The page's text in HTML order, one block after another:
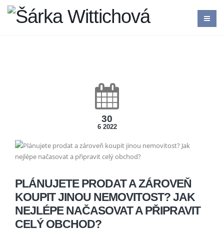
30
6 2022
PLÁNUJETE PRODAT A ZÁROVEŇ
KOUPIT JINOU NEMOVITOST? JAK
NEJLÉPE NAČASOVAT A PŘIPRAVIT
CELÝ OBCHOD?